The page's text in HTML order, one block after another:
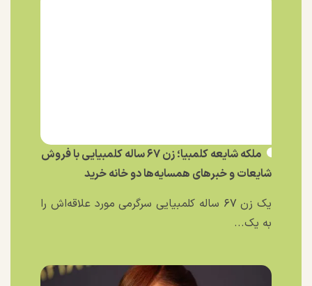
ملکه شایعه کلمبیا؛ زن ۶۷ ساله کلمبیایی با فروش
شایعات و خبر‌های همسایه‌ها دو خانه خرید
یک زن ۶۷ ساله کلمبیایی سرگرمی مورد علاقه‌اش را
به یک...